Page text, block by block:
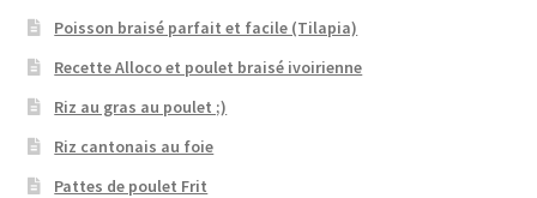
Poisson braisé parfait et facile (Tilapia)
Recette Alloco et poulet braisé ivoirienne
Riz au gras au poulet ;)
Riz cantonais au foie
Pattes de poulet Frit